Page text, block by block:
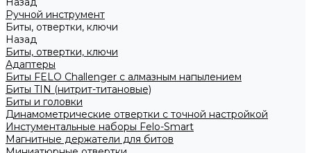
Ручной инструмент
Биты, отвертки, ключи
Назад
Биты, отвертки, ключи
Адаптеры
Биты FELO Challenger с алмазным напылением
Биты TIN (нитрит-титановые)
Биты и головки
Динамометрические отвертки с точной настройкой
Инстументальные наборы Felo-Smart
Магнитные держатели для битов